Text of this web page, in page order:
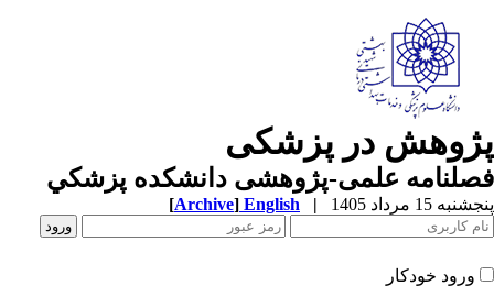
در پزشکی
علمی-پژوهشی دانشکده پزشکي
15 مرداد 1405 |
English
[Archive]
ورود خودکار